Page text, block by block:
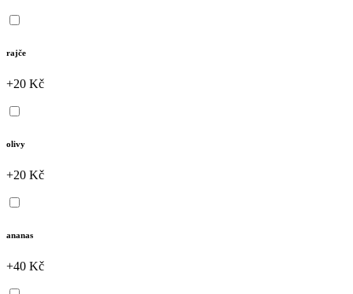
rajče
+20 Kč
olivy
+20 Kč
ananas
+40 Kč